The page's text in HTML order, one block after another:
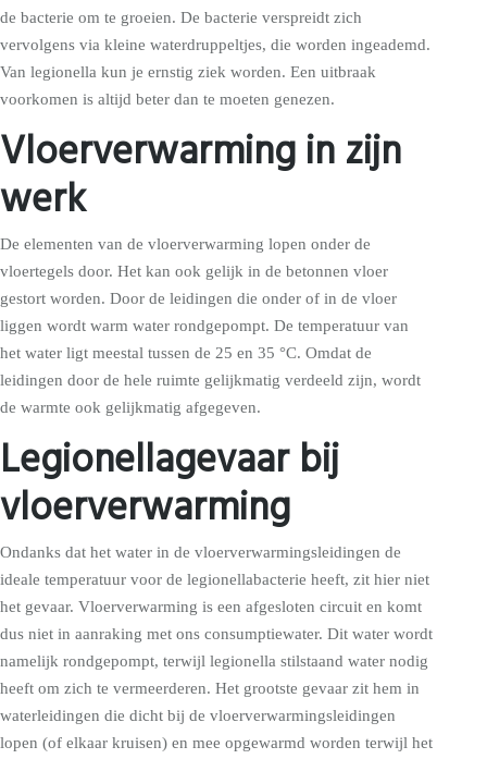
de bacterie om te groeien. De bacterie verspreidt zich
vervolgens via kleine waterdruppeltjes, die worden ingeademd.
Van legionella kun je ernstig ziek worden. Een uitbraak
voorkomen is altijd beter dan te moeten genezen.
Vloerverwarming in zijn
werk
De elementen van de vloerverwarming lopen onder de
vloertegels door. Het kan ook gelijk in de betonnen vloer
gestort worden. Door de leidingen die onder of in de vloer
liggen wordt warm water rondgepompt. De temperatuur van
het water ligt meestal tussen de 25 en 35 °C. Omdat de
leidingen door de hele ruimte gelijkmatig verdeeld zijn, wordt
de warmte ook gelijkmatig afgegeven.
Legionellagevaar bij
vloerverwarming
Ondanks dat het water in de vloerverwarmingsleidingen de
ideale temperatuur voor de legionellabacterie heeft, zit hier niet
het gevaar. Vloerverwarming is een afgesloten circuit en komt
dus niet in aanraking met ons consumptiewater. Dit water wordt
namelijk rondgepompt, terwijl legionella stilstaand water nodig
heeft om zich te vermeerderen. Het grootste gevaar zit hem in
waterleidingen die dicht bij de vloerverwarmingsleidingen
lopen (of elkaar kruisen) en mee opgewarmd worden terwijl het